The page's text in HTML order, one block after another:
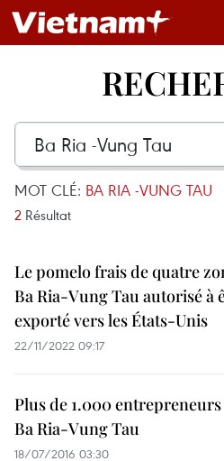
MOT CLÉ: BA RIA -VUNG TAU
2 Résultat
Le pomelo frais de quatre
Ba Ria-Vung Tau autorisé à
exporté vers les États-Unis
22/11/2022 09:17
Plus de 1.000
Ba Ria-Vung Tau
18/07/2016 03:30